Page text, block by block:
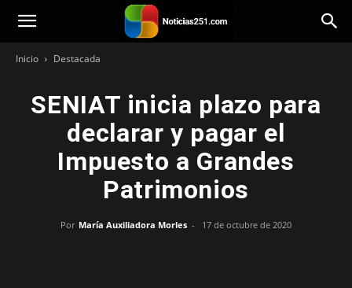
Noticias251
Inicio Destacada
SENIAT inicia plazo para
declarar y pagar el
Impuesto a Grandes
Patrimonios
Por María Auxiliadora Morles - 17 de octubre de 2020